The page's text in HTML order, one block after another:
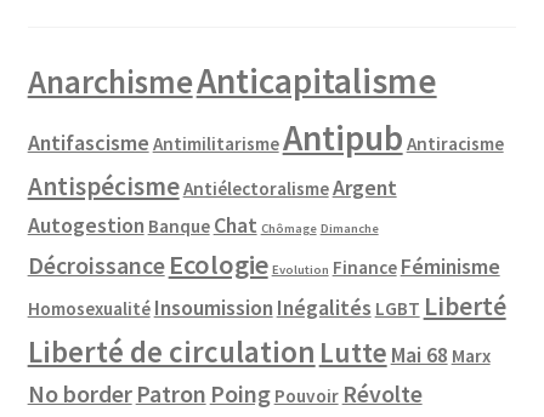
AnarchismeAnticapitalisme
Antifascisme AntimilitarismeAntipub Antiracisme
AntispécismeAntiélectoralismeArgent
Autogestion Banque Chat Chômage Dimanche
Décroissance Ecologie Evolution Finance Féminisme
Homosexualité Insoumission Inégalités LGBT Liberté
Liberté de circulation Lutte Mai 68 Marx
No border Patron Poing Pouvoir Révolte